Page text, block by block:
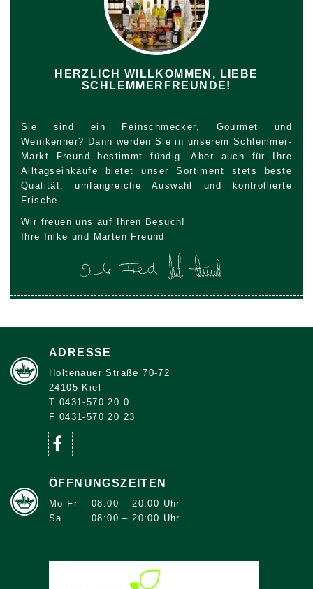
HERZLICH WILLKOMMEN, LIEBE
SCHLEMMERFREUNDE!
Sie sind ein Feinschmecker, Gourmet und
Weinkenner? Dann werden Sie in unserem Schlemmer-
Markt Freund bestimmt fündig. Aber auch für Ihre
Alltagseinkäufe bietet unser Sortiment stets beste
Qualität, umfangreiche Auswahl und kontrollierte
Frische.
Wir freuen uns auf Ihren Besuch!
Ihre Imke und Marten Freund
ADRESSE
Holtenauer Straße 70-72
24105 Kiel
T 0431-570 20 0
F 0431-570 20 23
ÖFFNUNGSZEITEN
Mo-Fr
08:00 – 20:00 Uhr
Sa
08:00 – 20:00 Uhr